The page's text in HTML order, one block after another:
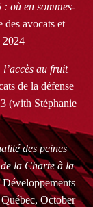
: où en sommes-
avocats et
2024
au fruit
de la défense
(with Stéphanie
des peines
la Charte à la
October